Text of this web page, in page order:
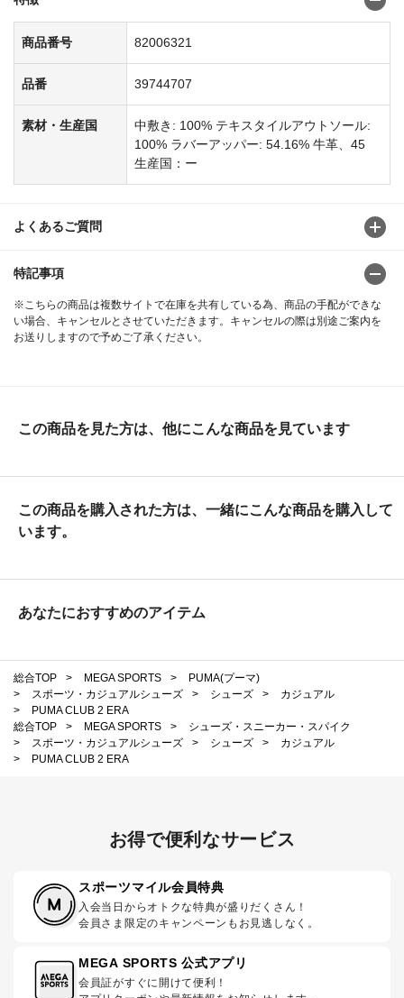
商品番号 82006321
品番 39744707
素材・生産国
中敷き: 100% テキスタイルアウトソール:
100% ラバーアッパー: 54.16% 牛革、45
生産国：ー
よくあるご質問
特記事項
※こちらの商品は複数サイトで在庫を共有している為、商品の手配ができな
い場合、キャンセルとさせていただきます。キャンセルの際は別途ご案内を
お送りしますので予めご了承ください。
この商品を見た方は、他にこんな商品を見ています
この商品を購入された方は、一緒にこんな商品を購入して
います。
あなたにおすすめのアイテム
総合TOP > MEGA SPORTS >
PUMA(プーマ)
>
スポーツ・カジュアルシューズ > シューズ >
カジュアル
>
PUMA CLUB 2 ERA
総合TOP
> MEGA SPORTS >
シューズ・スニーカー・スパイク
>
スポーツ・カジュアルシューズ > シューズ >
カジュアル
>
PUMA CLUB 2 ERA
お得で便利なサービス
スポーツマイル会員特典
入会当日からオトクな特典が盛りだくさん！
会員さま限定のキャンペーンもお見逃しなく。
MEGA SPORTS 公式アプリ
会員証がすぐに開けて便利！